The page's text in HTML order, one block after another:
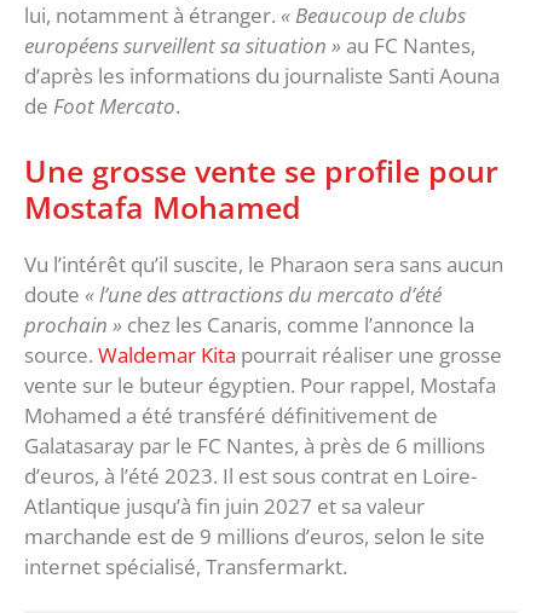
lui, notamment à étranger. « Beaucoup de clubs
européens surveillent sa situation » au FC Nantes,
d’après les informations du journaliste Santi Aouna
de Foot Mercato.
Une grosse vente se profile pour
Mostafa Mohamed
Vu l’intérêt qu’il suscite, le Pharaon sera sans aucun
doute « l’une des attractions du mercato d’été
prochain » chez les Canaris, comme l’annonce la
source. Waldemar Kita pourrait réaliser une grosse
vente sur le buteur égyptien. Pour rappel, Mostafa
Mohamed a été transféré définitivement de
Galatasaray par le FC Nantes, à près de 6 millions
d’euros, à l’été 2023. Il est sous contrat en Loire-
Atlantique jusqu’à fin juin 2027 et sa valeur
marchande est de 9 millions d’euros, selon le site
internet spécialisé, Transfermarkt.